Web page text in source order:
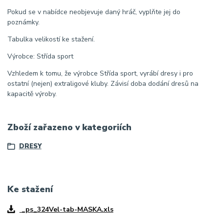
Pokud se v nabídce neobjevuje daný hráč, vyplňte jej do
poznámky.
Tabulka velikostí ke stažení.
Výrobce: Střída sport
Vzhledem k tomu, že výrobce Střída sport, vyrábí dresy i pro
ostatní (nejen) extraligové kluby. Závisí doba dodání dresů na
kapacitě výroby.
Zboží zařazeno v kategoriích
DRESY
Ke stažení
_ps_324Vel-tab-MASKA.xls